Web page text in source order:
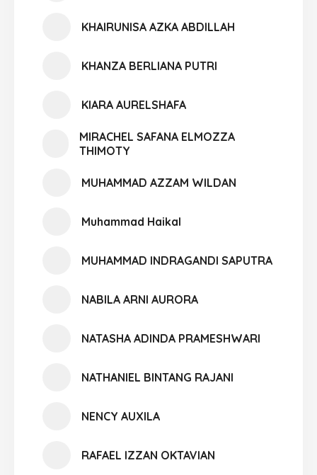
KHAIRUNISA AZKA ABDILLAH
KHANZA BERLIANA PUTRI
KIARA AURELSHAFA
MIRACHEL SAFANA ELMOZZA
THIMOTY
MUHAMMAD AZZAM WILDAN
Muhammad Haikal
MUHAMMAD INDRAGANDI SAPUTRA
NABILA ARNI AURORA
NATASHA ADINDA PRAMESHWARI
NATHANIEL BINTANG RAJANI
NENCY AUXILA
RAFAEL IZZAN OKTAVIAN